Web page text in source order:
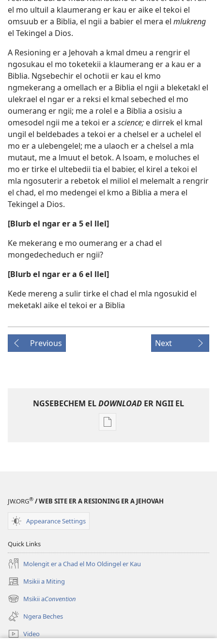
el mo ultuil a klaumerang er kau er aike el tekoi el
omsuub er a Biblia, el ngii a babier el mera el mlukreng
el Tekingel a Dios.
A Resioning er a Jehovah a kmal dmeu a rengrir el
ngosukau el mo toketekii a klaumerang er a kau er a
Biblia. Ngsebechir el ochotii er kau el kmo
ngmekerang a omellach er a Biblia el ngii a bleketakl el
ulekrael el ngar er a reksi el kmal sebeched el mo
oumerang er ngii; me a rolel e a Biblia a osisiu a
omesodel ngii me a tekoi er a science; e dirrek el kmal
ungil el beldebades a tekoi er a chelsel er a uchelel el
mo er a ulebengelel; me a ulaoch er a chelsel a mla
mutaut, me a lmuut el betok. A lsoam, e moluches el
mo er tirke el ultebedii tia el babier, el kirel a tekoi el
mla ngosuterir a rebetok el miliol el melemalt a rengrir
el chad, el mo medengei el kmo a Biblia a mera el
Tekingel a Dios.
[Blurb el ngar er a 5 el llel]
Ke mekerang e mo oumerang er a chad el
mongedecheduch er ngii?
[Blurb el ngar er a 6 el llel]
Kede mereng a sulir tirke el chad el mla ngosukid el
meketakl aike el tekoi er a Biblia
Previous Next
NGSEBECHEM ELDOWNLOAD ER NGII EL
Publication
JW.ORG® / WEB SITE ER A RESIONING ER A JEHOVAH
Appearance Settings
Quick Links
Molengit er a Chad el Mo Oldingel er Kau
Msikii a Miting
(opens
new
window)
Msikii aConvention
(opens
new
window)
Ngera Beches
Video